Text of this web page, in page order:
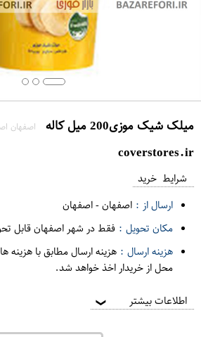
میلک شیک موزی200 میل کاله اصفهان
coverstores.ir
شرایط خرید
ارسال از : اصفهان-اصفهان
مکان تحویل : فقط در شهر اصفهان قابل
هزینه ارسال : هزینه ارسال مطابق با
محل از خریدار اخذ خواهد شد.
اطلاعات بیشتر ❯